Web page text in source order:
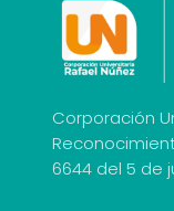
Corporación
6644 del 5 de